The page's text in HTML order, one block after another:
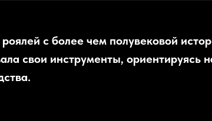
с более чем полувековой
свои инструменты, ориентируясь